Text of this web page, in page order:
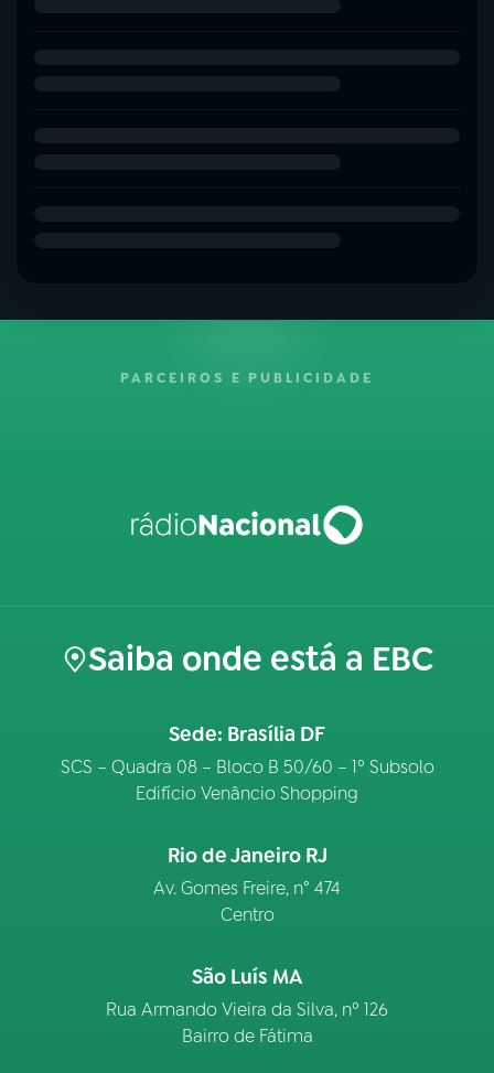
PARCEIROS E PUBLICIDADE
Saiba onde está a EBC
Sede: Brasília DF
SCS – Quadra 08 – Bloco B 50/60 – 1º Subsolo
Edifício Venâncio Shopping
Rio de Janeiro RJ
Av. Gomes Freire, n° 474
Centro
São Luís MA
Rua Armando Vieira da Silva, nº 126
Bairro de Fátima